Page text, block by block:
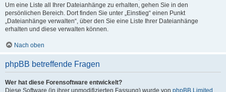
Um eine Liste all Ihrer Dateianhänge zu erhalten, gehen Sie in den
persönlichen Bereich. Dort finden Sie unter „Einstieg“ einen Punkt
„Dateianhänge verwalten“, über den Sie eine Liste Ihrer Dateianhänge
erhalten und diese verwalten können.
Nach oben
phpBB betreffende Fragen
Wer hat diese Forensoftware entwickelt?
Diese Software (in ihrer unmodifizierten Fassung) wurde von phpBB Limited